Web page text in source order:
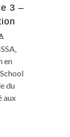
3 –
en
du
aux